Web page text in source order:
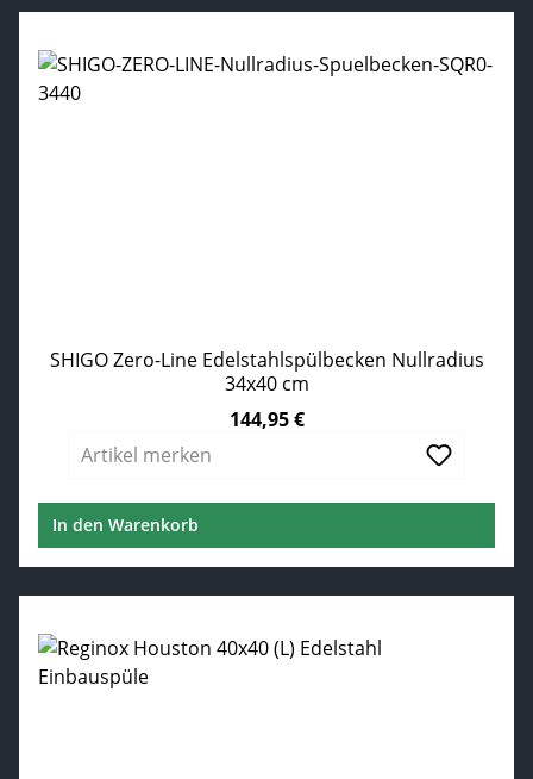
SHIGO Zero-Line Edelstahlspülbecken Nullradius
34x40 cm
144,95 €
Artikel merken
In den Warenkorb